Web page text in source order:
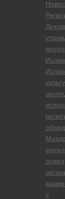
центр
отдел
с